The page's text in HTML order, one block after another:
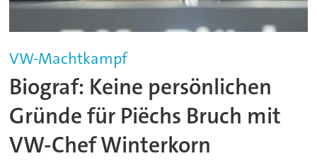
VW-Machtkampf
Biograf: Keine persönlichen
Gründe für Piëchs Bruch mit
VW-Chef Winterkorn